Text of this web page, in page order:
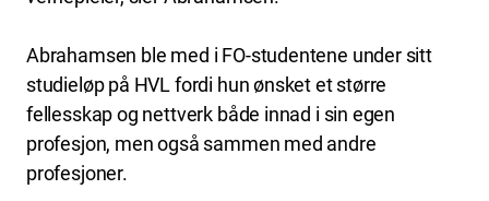
Abrahamsen ble med i FO-studentene under sitt
studieløp på HVL fordi hun ønsket et større
fellesskap og nettverk både innad i sin egen
profesjon, men også sammen med andre
profesjoner.